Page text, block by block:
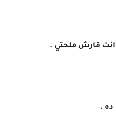
قارش ملحتي .
ده .